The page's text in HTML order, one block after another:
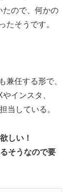
ので、何かの
たそうです。
兼任する形で、
インスタ、
当している。
欲しい！
そうなので要